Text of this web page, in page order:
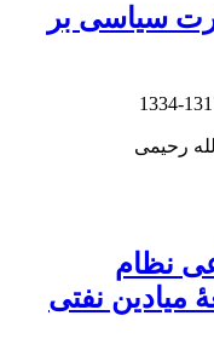
سیاسی بر
1317-
رحیمی
نظام
نفتی